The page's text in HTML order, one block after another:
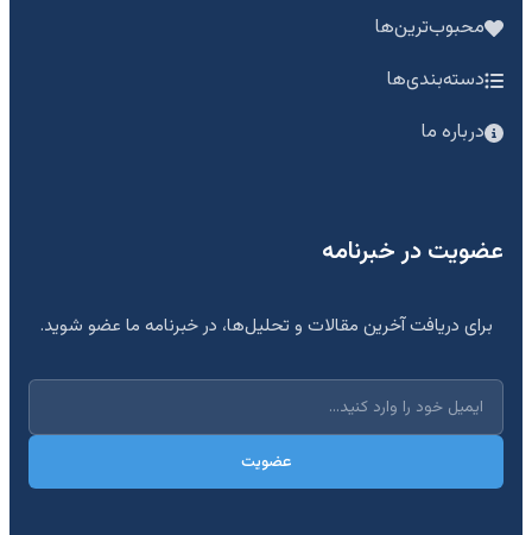
محبوب‌ترین‌ها
دسته‌بندی‌ها
درباره ما
عضویت در خبرنامه
برای دریافت آخرین مقالات و تحلیل‌ها، در خبرنامه ما عضو شوید.
عضویت